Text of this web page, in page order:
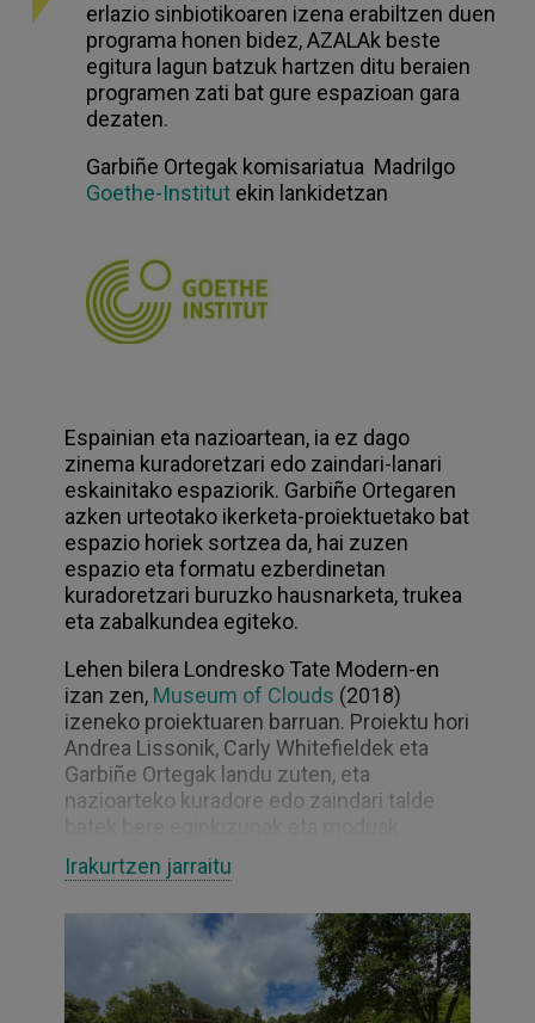
erlazio sinbiotikoaren izena erabiltzen duen
programa honen bidez, AZALAk beste
egitura lagun batzuk hartzen ditu beraien
programen zati bat gure espazioan gara
dezaten.
Garbiñe Ortegak komisariatua Madrilgo
Goethe-Institut ekin lankidetzan
Espainian eta nazioartean, ia ez dago
zinema kuradoretzari edo zaindari-lanari
eskainitako espaziorik. Garbiñe Ortegaren
azken urteotako ikerketa-proiektuetako bat
espazio horiek sortzea da, hai zuzen
espazio eta formatu ezberdinetan
kuradoretzari buruzko hausnarketa, trukea
eta zabalkundea egiteko.
Lehen bilera Londresko Tate Modern-en
izan zen, Museum of Clouds (2018)
izeneko proiektuaren barruan. Proiektu hori
Andrea Lissonik, Carly Whitefieldek eta
Garbiñe Ortegak landu zuten, eta
nazioarteko kuradore edo zaindari talde
partekatu zituen asteburu horretan
Londresen elkartu zen zinemagile talde
izan zuen beste eragile batzuekinPunto
(2019) jaialdian, Bruselako
Cinematek (2019) erakundean eta, azkenik,
Centro Cultural Montehermoso (2019)
Irakurtzen jarraitu